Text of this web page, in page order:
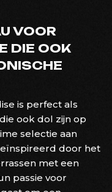
VOOR
DIE OOK
is perfect als
ook dol zijn op
selectie aan
door het
met een
passie voor